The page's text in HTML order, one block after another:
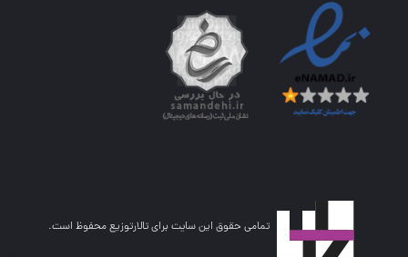
تمامی حقوق این سایت برای تالارتوزیع محفوظ است.